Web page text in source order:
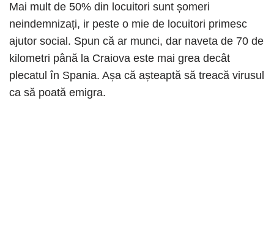
Mai mult de 50% din locuitori sunt șomeri
neindemnizați, ir peste o mie de locuitori primesc
ajutor social. Spun că ar munci, dar naveta de 70 de
kilometri până la Craiova este mai grea decât
plecatul în Spania. Așa că așteaptă să treacă virusul
ca să poată emigra.